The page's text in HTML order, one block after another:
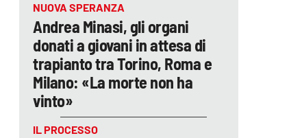
NUOVA SPERANZA
Andrea Minasi, gli organi
donati a giovani in attesa di
trapianto tra Torino, Roma e
Milano: «La morte non ha
vinto»
IL PROCESSO